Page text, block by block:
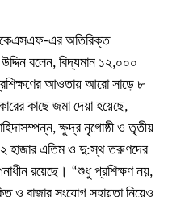
এর অতিরিক্ত
বলেন, বিদ্যমান ১২,০০০
আওতায় আরো সাড়ে ৮
কাছে জমা দেয়া হয়েছে,
ক্ষুদ্র নৃগোষ্ঠী ও তৃতীয়
২ হাজার এতিম ও দু:স্থ তরুণদের
রয়েছে। “শুধু প্রশিক্ষণ নয়,